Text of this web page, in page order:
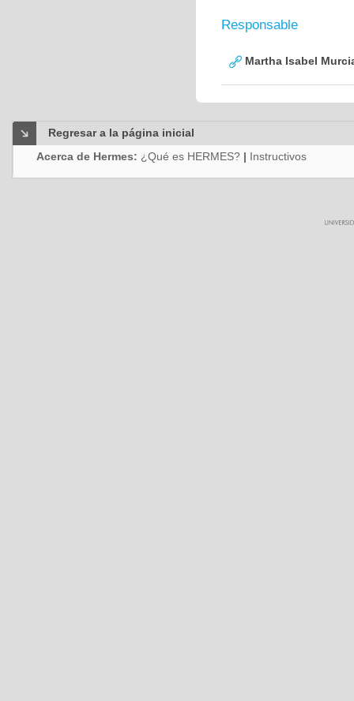
Responsable
Martha Isabel
Regresar a la página inicial
Acerca de Hermes: ¿Qué es HERMES? | Instructivos